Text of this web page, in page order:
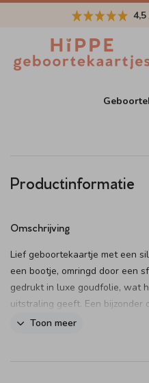
4,5
Productinformatie
Omschrijving
Lief geboortekaartje met een
een bootje, omringd door een
gedrukt in luxe goudfolie, wat
uitstraling geeft. Een bijzonder
pasgeboren baby op een
Toon meer